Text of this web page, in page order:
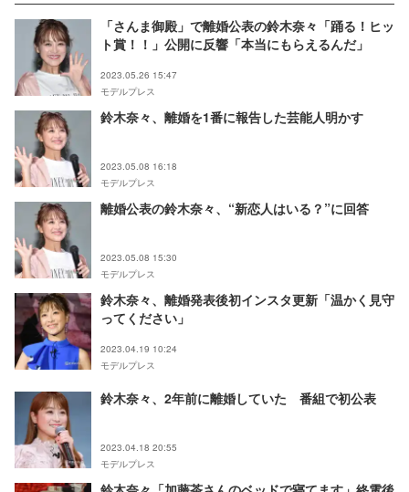
「さんま御殿」で離婚公表の鈴木奈々「踊る！ヒッ
ト賞！！」公開に反響「本当にもらえるんだ」
2023.05.26 15:47
モデルプレス
鈴木奈々、離婚を1番に報告した芸能人明かす
2023.05.08 16:18
モデルプレス
離婚公表の鈴木奈々、“新恋人はいる？”に回答
2023.05.08 15:30
モデルプレス
鈴木奈々、離婚発表後初インスタ更新「温かく見守
ってください」
2023.04.19 10:24
モデルプレス
鈴木奈々、2年前に離婚していた 番組で初公表
2023.04.18 20:55
モデルプレス